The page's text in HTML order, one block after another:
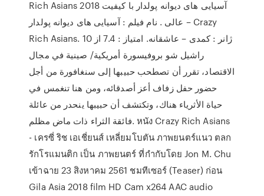
Rich Asians 2018 آسیایی های دیوانه پولدار با کیفیت
عالی . نام فیلم : آسیایی های دیوانه پولدار – Crazy
Rich Asians. ژانر : کمدی – عاشقانه. امتیاز : 7.4 از 10
راشيل شو بروفيسورة أمريكية/ صينية في مجال
الاقتصاد، تقرر أن تصطحب حبيبها إلى سنغافورة من أجل
حضور حفل زفاف أعز أصدقائه، ومن هنا تنغمس في
حياة اﻷثرياء هناك، وتكتشف أن حبيبها ينحدر من عائلة
فائقة الثراء ذات ماض مظلم. หนัง Crazy Rich Asians
- เครซี่ ริช เอเชี่ยนส์ เหลี่ยมโบตัน ภาพยนตร์แนว ตลก
รักโรแมนติก เป็น ภาพยนตร์ ที่กำกับโดย Jon M. Chu
เข้าฉาย 23 สิงหาคม 2561 ชมทีเซอร์ (Teaser) ก่อน
Gila Asia 2018 film HD Cam x264 AAC audio